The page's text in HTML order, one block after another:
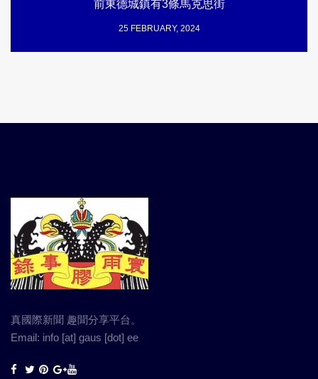
前東德城鎮有3條馬克思街
25 FEBRUARY, 2024
真國際新聞 趣聞分享平台。
Email: info [at] gaus [dot] ee